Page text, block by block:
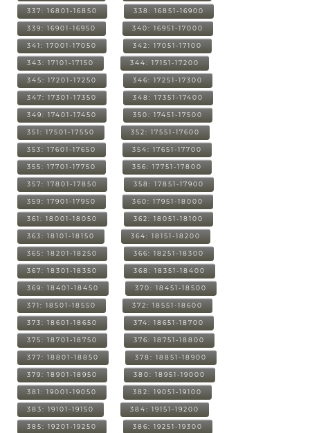
337: 16801-16850 338: 16851-16900
339: 16901-16950 340: 16951-17000
341: 17001-17050 342: 17051-17100
343: 17101-17150 344: 17151-17200
345: 17201-17250 346: 17251-17300
347: 17301-17350 348: 17351-17400
349: 17401-17450 350: 17451-17500
351: 17501-17550 352: 17551-17600
353: 17601-17650 354: 17651-17700
355: 17701-17750 356: 17751-17800
357: 17801-17850 358: 17851-17900
359: 17901-17950 360: 17951-18000
361: 18001-18050 362: 18051-18100
363: 18101-18150 364: 18151-18200
365: 18201-18250 366: 18251-18300
367: 18301-18350 368: 18351-18400
369: 18401-18450 370: 18451-18500
371: 18501-18550 372: 18551-18600
373: 18601-18650 374: 18651-18700
375: 18701-18750 376: 18751-18800
377: 18801-18850 378: 18851-18900
379: 18901-18950 380: 18951-19000
381: 19001-19050 382: 19051-19100
383: 19101-19150 384: 19151-19200
385: 19201-19250 386: 19251-19300